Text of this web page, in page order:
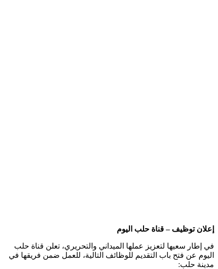
إعلان توظيف – قناة حلب اليوم
في إطار سعيها لتعزيز عملها الميداني والتحريري، تعلن قناة حلب
اليوم عن فتح باب التقديم للوظائف التالية، للعمل ضمن فريقها في
مدينة حلب: